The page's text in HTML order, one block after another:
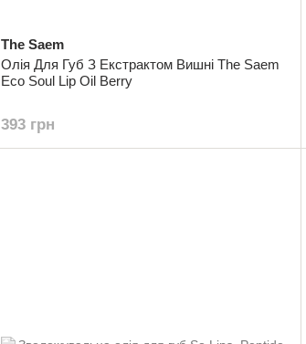
The Saem
Олія Для Губ З Екстрактом Вишні The Saem
Eco Soul Lip Oil Berry
393 грн